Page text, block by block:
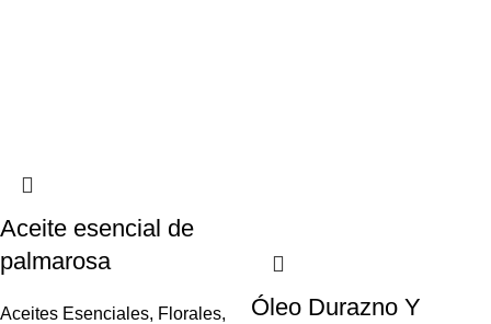
Aceite esencial de
palmarosa
Aceites Esenciales, Florales,
Óleo Durazno Y